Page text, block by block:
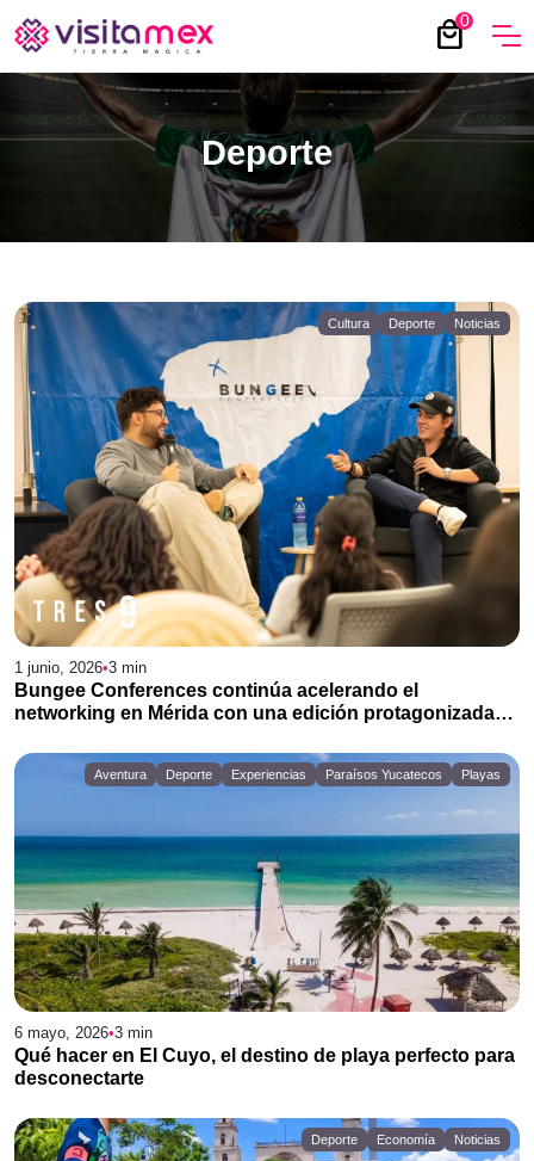
0
local_mall
Deporte
Cultura Deporte Noticias
1 junio, 2026•3 min
Bungee Conferences continúa acelerando el
networking en Mérida con una edición protagonizada
Aventura Deporte Experiencias Paraísos Yucatecos Playas
6 mayo, 2026•3 min
Qué hacer en El Cuyo, el destino de playa perfecto para
desconectarte
Deporte Economía Noticias